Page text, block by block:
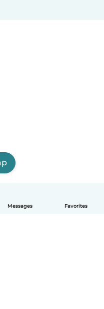
Messages Favorites